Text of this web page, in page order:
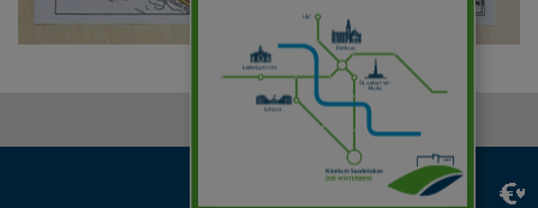
TikTok
YouTube
LinkedIn
Instagram
Facebook